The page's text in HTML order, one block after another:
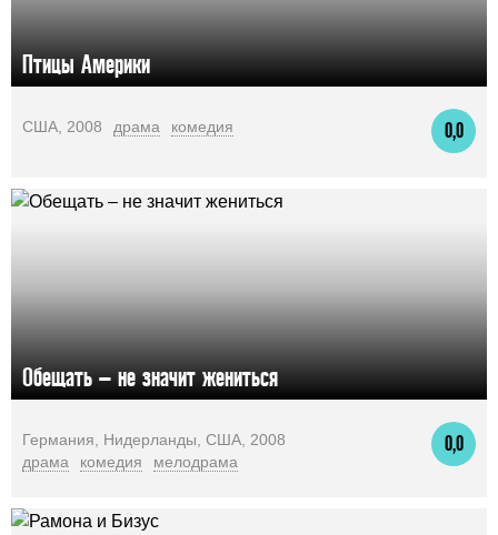
Птицы Америки
0,0
США, 2008 драма комедия
Обещать – не значит жениться
0,0
Германия, Нидерланды, США, 2008
драма
комедия мелодрама